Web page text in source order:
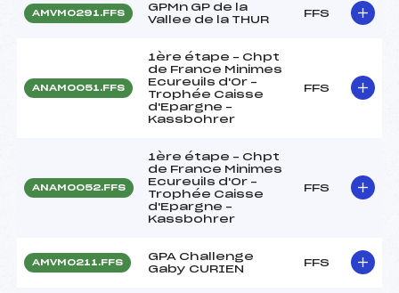
AMVM0291.FFS
GPMn GP de la
Vallee de la THUR
FFS
ANAM0051.FFS
1ère étape – Chpt
de France Minimes
Ecureuils d'Or –
Trophée Caisse
d'Epargne –
Kassbohrer
FFS
ANAM0052.FFS
1ère étape – Chpt
de France Minimes
Ecureuils d'Or –
Trophée Caisse
d'Epargne –
Kassbohrer
FFS
AMVM0211.FFS
GPA Challenge
Gaby CURIEN
FFS